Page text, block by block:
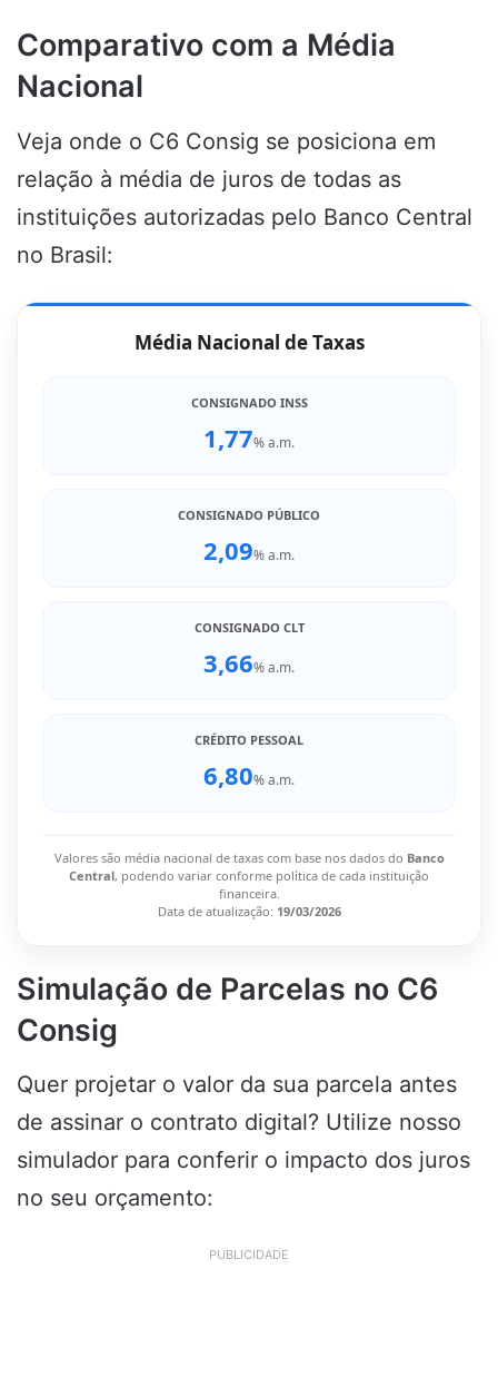
Comparativo com a Média
Nacional
Veja onde o C6 Consig se posiciona em
relação à média de juros de todas as
instituições autorizadas pelo Banco Central
no Brasil:
Média Nacional de Taxas
CONSIGNADO INSS
1,77% a.m.
CONSIGNADO PÚBLICO
2,09% a.m.
CONSIGNADO CLT
3,66% a.m.
CRÉDITO PESSOAL
6,80% a.m.
Valores são média nacional de taxas com base nos dados do Banco
Central, podendo variar conforme política de cada instituição
financeira.
Data de atualização: 19/03/2026
Simulação de Parcelas no C6
Consig
Quer projetar o valor da sua parcela antes
de assinar o contrato digital? Utilize nosso
simulador para conferir o impacto dos juros
no seu orçamento:
PUBLICIDADE